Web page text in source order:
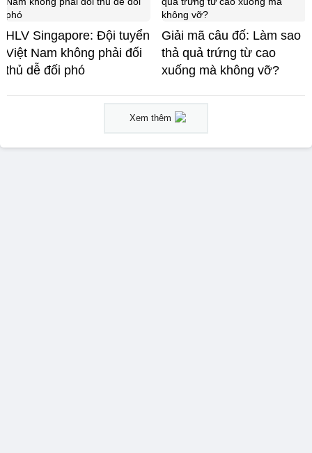
HLV Singapore: Đội tuyển
Việt Nam không phải đối
thủ dễ đối phó
Giải mã câu đố: Làm sao
thả quả trứng từ cao
xuống mà không vỡ?
Xem thêm